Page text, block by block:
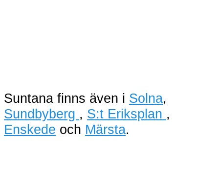
Suntana finns även i Solna,
Sundbyberg , S:t Eriksplan ,
Enskede och Märsta.